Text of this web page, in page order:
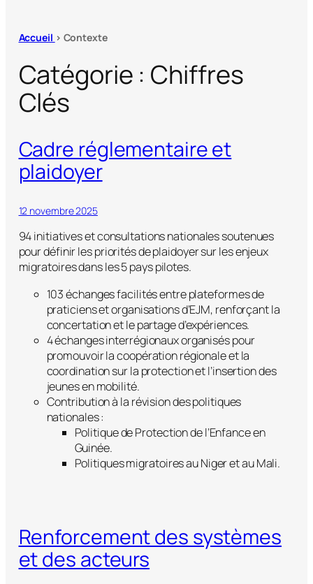
Accueil > Contexte
Catégorie : Chiffres
Clés
Cadre réglementaire et
plaidoyer
12 novembre 2025
94 initiatives et consultations nationales soutenues
pour définir les priorités de plaidoyer sur les enjeux
migratoires dans les 5 pays pilotes.
103 échanges facilités entre plateformes de
praticiens et organisations d’EJM, renforçant la
concertation et le partage d’expériences.
4 échanges interrégionaux organisés pour
promouvoir la coopération régionale et la
coordination sur la protection et l’insertion des
jeunes en mobilité.
Contribution à la révision des politiques
nationales :
Politique de Protection de l’Enfance en
Guinée.
Politiques migratoires au Niger et au Mali.
Renforcement des systèmes
et des acteurs